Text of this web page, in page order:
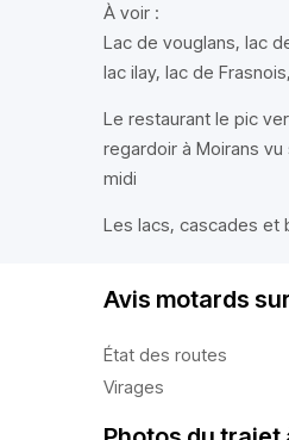
À voir :
Lac de vouglans, lac
lac ilay, lac de
Le restaurant le pic
regardoir à Moirans
midi
Les lacs, cascades et
Avis motards
État des routes
Virages